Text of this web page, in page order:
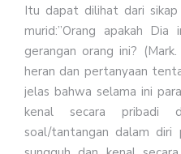
Itu dapat dilihat dari
murid:”Orang apakah Dia
gerangan orang ini?
heran dan pertanyaan
jelas bahwa selama ini
kenal secara pribadi
soal/tantangan dalam diri